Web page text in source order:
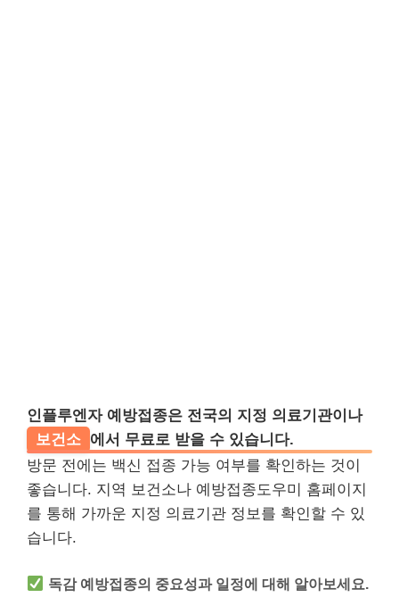
인플루엔자 예방접종은 전국의 지정 의료기관이나
보건소 에서 무료로 받을 수 있습니다.
방문 전에는 백신 접종 가능 여부를 확인하는 것이
좋습니다. 지역 보건소나 예방접종도우미 홈페이지
를 통해 가까운 지정 의료기관 정보를 확인할 수 있
습니다.
독감 예방접종의 중요성과 일정에 대해 알아보세요.